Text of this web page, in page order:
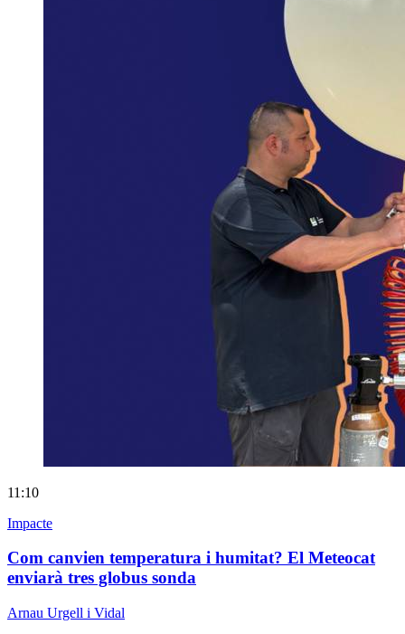
11:10
Impacte
Com canvien temperatura i humitat? El Meteocat
enviarà tres globus sonda
Arnau Urgell i Vidal